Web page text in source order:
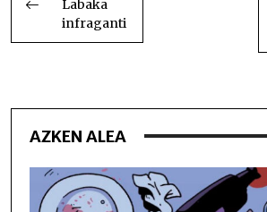
Labaka
infraganti
AZKEN ALEA